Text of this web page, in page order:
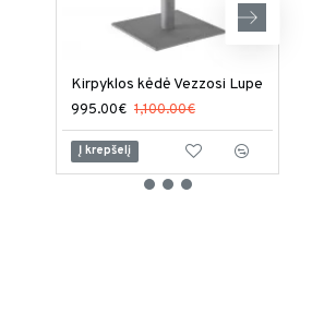
Kirpyklos kėdė Vezzosi Lupe
995.00€ 1,100.00€
Į krepšelį